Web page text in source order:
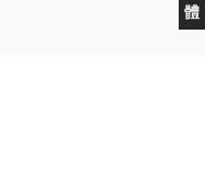
體